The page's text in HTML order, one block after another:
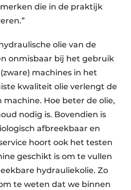
die in de praktijk
olie van de
onmisbaar bij het gebruik
machines in het
kwaliteit olie verlengt de
machine. Hoe beter de olie,
nodig is. Bovendien is
afbreekbaar en
hoort ook het testen
geschikt is om te vullen
hydrauliekolie. Zo
te weten dat we binnen